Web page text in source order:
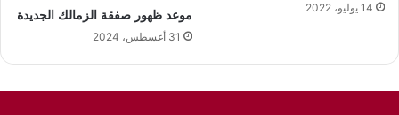
14 يوليو، 2022
موعد ظهور صفقة الزمالك الجديدة
31 أغسطس، 2024